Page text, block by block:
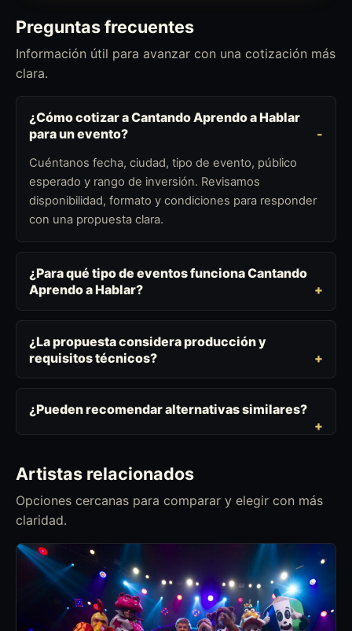
Preguntas frecuentes
Información útil para avanzar con una cotización más
clara.
¿Cómo cotizar a Cantando Aprendo a Hablar
para un evento?
Cuéntanos fecha, ciudad, tipo de evento, público
esperado y rango de inversión. Revisamos
disponibilidad, formato y condiciones para responder
con una propuesta clara.
¿Para qué tipo de eventos funciona Cantando
Aprendo a Hablar?
¿La propuesta considera producción y
requisitos técnicos?
¿Pueden recomendar alternativas similares?
Artistas relacionados
Opciones cercanas para comparar y elegir con más
claridad.